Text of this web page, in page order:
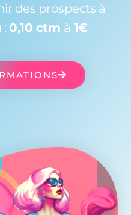
des prospects à
: 0,10 ctm à 1€